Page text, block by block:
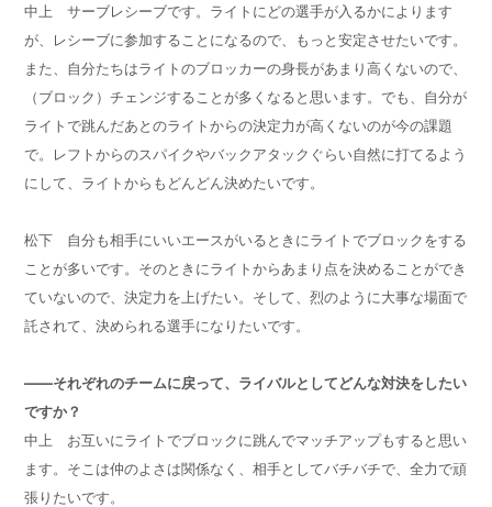
中上 サーブレシーブです。ライトにどの選手が入るかによります
が、レシーブに参加することになるので、もっと安定させたいです。
また、自分たちはライトのブロッカーの身長があまり高くないので、
（ブロック）チェンジすることが多くなると思います。でも、自分が
ライトで跳んだあとのライトからの決定力が高くないのが今の課題
で。レフトからのスパイクやバックアタックぐらい自然に打てるよう
にして、ライトからもどんどん決めたいです。
松下 自分も相手にいいエースがいるときにライトでブロックをする
ことが多いです。そのときにライトからあまり点を決めることができ
ていないので、決定力を上げたい。そして、烈のように大事な場面で
託されて、決められる選手になりたいです。
——それぞれのチームに戻って、ライバルとしてどんな対決をしたい
ですか？
中上 お互いにライトでブロックに跳んでマッチアップもすると思い
ます。そこは仲のよさは関係なく、相手としてバチバチで、全力で頑
張りたいです。